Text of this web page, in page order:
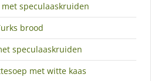
speculaaskruiden
brood
speculaaskruiden
met witte kaas